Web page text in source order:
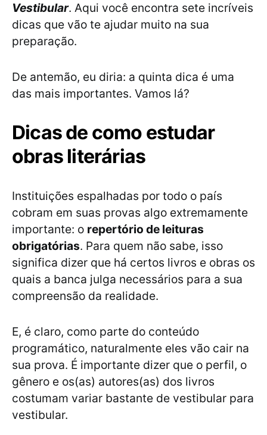
Vestibular. Aqui você encontra sete incríveis
dicas que vão te ajudar muito na sua
preparação.
De antemão, eu diria: a quinta dica é uma
das mais importantes. Vamos lá?
Dicas de como estudar
obras literárias
Instituições espalhadas por todo o país
cobram em suas provas algo extremamente
importante: o repertório de leituras
obrigatórias. Para quem não sabe, isso
significa dizer que há certos livros e obras os
quais a banca julga necessários para a sua
compreensão da realidade.
E, é claro, como parte do conteúdo
programático, naturalmente eles vão cair na
sua prova. É importante dizer que o perfil, o
gênero e os(as) autores(as) dos livros
costumam variar bastante de vestibular para
vestibular.